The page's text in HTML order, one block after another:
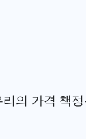
리의 가격 책